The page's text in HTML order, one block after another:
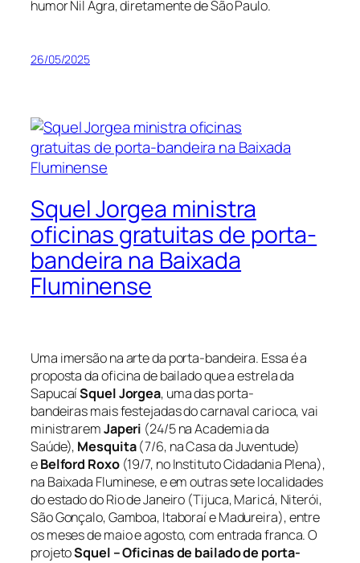
humor Nil Agra, diretamente de São Paulo.
26/05/2025
Squel Jorgea ministra
oficinas gratuitas de porta-
bandeira na Baixada
Fluminense
Uma imersão na arte da porta-bandeira. Essa é a
proposta da oficina de bailado que a estrela da
SapucaíSquel Jorgea, uma das porta-
bandeiras mais festejadas do carnaval carioca, vai
ministraremJaperi (24/5 na Academia da
Saúde), Mesquita(7/6, na Casa da Juventude)
eBelford Roxo(19/7, no Instituto Cidadania Plena),
na Baixada Fluminese, e em outras sete localidades
do estado do Rio de Janeiro (Tijuca, Maricá, Niterói,
São Gonçalo, Gamboa, Itaboraí e Madureira),entre
os meses de maio e agosto, com entrada franca. O
projetoSquel – Oficinas de bailado de porta-